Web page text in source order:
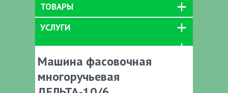
ТОВАРЫ
УСЛУГИ
Машина фасовочная
многоручьевая